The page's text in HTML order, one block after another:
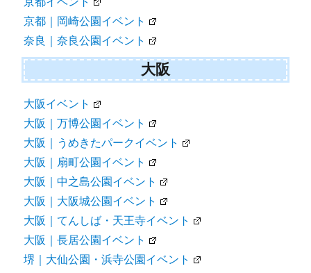
京都｜岡崎公園イベント
奈良｜奈良公園イベント
大阪
大阪イベント
大阪｜万博公園イベント
大阪｜うめきたパークイベント
大阪｜扇町公園イベント
大阪｜中之島公園イベント
大阪｜大阪城公園イベント
大阪｜てんしば・天王寺イベント
大阪｜長居公園イベント
堺｜大仙公園・浜寺公園イベント